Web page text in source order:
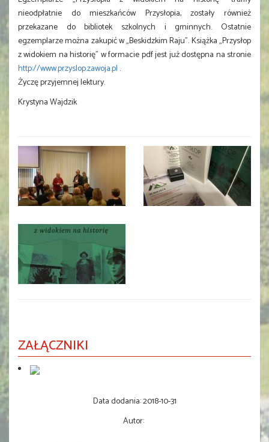
nieodpłatnie do mieszkańców Przysłopia, zostały również
przekazane do bibliotek szkolnych i gminnych. Ostatnie
egzemplarze można zakupić w „Beskidzkim Raju”. Książka „Przysłop
z widokiem na historię” w formacie pdf jest już dostępna na stronie
http://www.przyslop.zawoja.pl .
Życzę przyjemnej lektury.
Krystyna Wajdzik
ZAŁĄCZNIKI
Data dodania:2018-10-31
Autor: